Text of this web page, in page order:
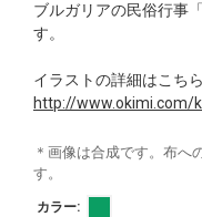
ブルガリアの民俗行事
す。
イラストの詳細はこち
http://www.okimi.com/
＊画像は合成です。布へ
す。
カラー: